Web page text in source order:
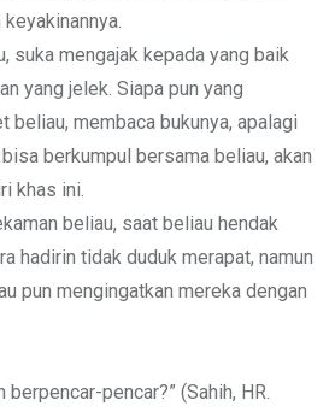
suka mengajak kepada yang baik
yang jelek. Siapa pun yang
beliau, membaca bukunya, apalagi
berkumpul bersama beliau, akan
khas ini.
beliau, saat beliau hendak
hadirin tidak duduk merapat, namun
pun mengingatkan mereka dengan
pencar?” (Sahih, HR.